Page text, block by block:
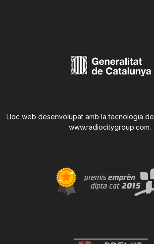
Lloc web desenvolupat amb la tecnologia de
www.radiocitygroup.com.